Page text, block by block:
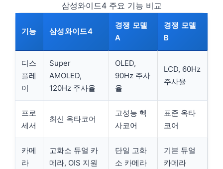
삼성와이드4 주요 기능 비교
기능 삼성와이드4
경쟁 모델
A
경쟁 모델
B
디스
플레
이
Super
AMOLED,
120Hz 주사율
OLED,
90Hz 주사
율
LCD, 60Hz
주사율
프로
세서
최신 옥타코어
고성능 헥
사코어
표준 옥타
코어
카메
라
고화소 듀얼 카
메라, OIS 지원
단일 고화
소 카메라
기본 듀얼
카메라